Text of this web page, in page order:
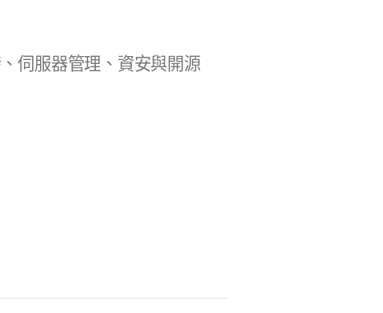
伺服器管理、資安與開源